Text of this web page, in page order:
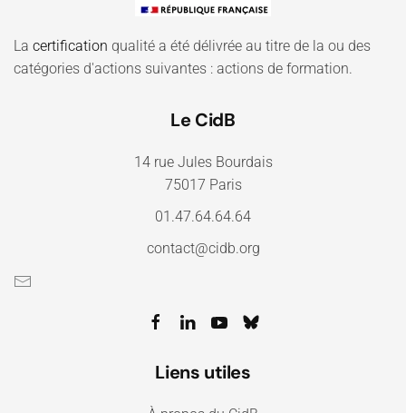
La certification qualité a été délivrée au titre de la ou des
catégories d'actions suivantes : actions de formation.
Le CidB
14 rue Jules Bourdais
75017 Paris
01.47.64.64.64
contact@cidb.org
Liens utiles